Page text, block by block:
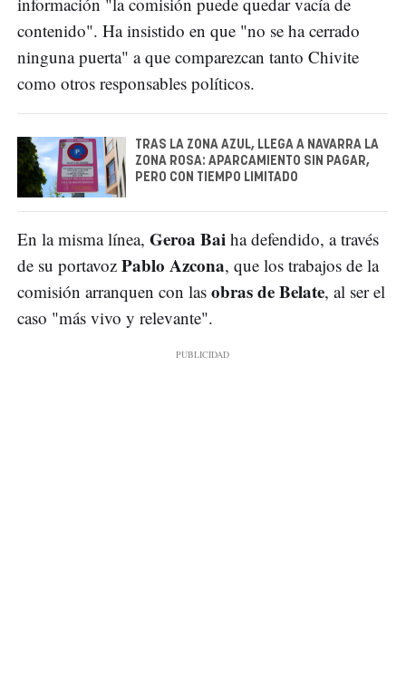
contenido". Ha insistido en que "no se ha cerrado
ninguna puerta" a que comparezcan tanto Chivite
como otros responsables políticos.
TRAS LA ZONA AZUL, LLEGA A NAVARRA LA
ZONA ROSA: APARCAMIENTO SIN PAGAR,
PERO CON TIEMPO LIMITADO
En la misma línea, Geroa Bai ha defendido, a través
de su portavoz Pablo Azcona, que los trabajos de la
comisión arranquen con las obras de Belate, al ser el
caso "más vivo y relevante".